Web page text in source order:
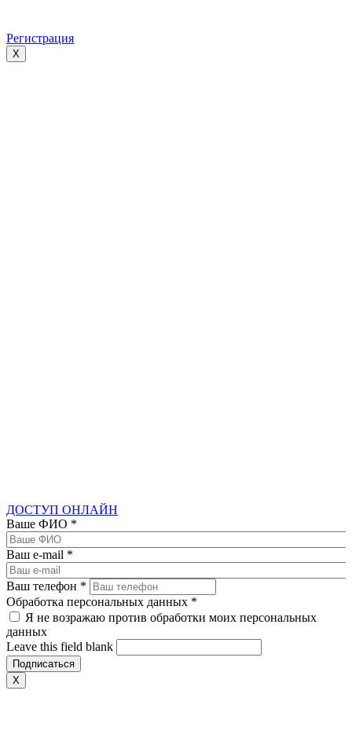
Регистрация
X
ДОСТУП ОНЛАЙН
Ваше ФИО *
Ваш e-mail *
Ваш телефон *
Обработка персональных данных *
Я не возражаю против обработки моих персональных
данных
Leave this field blank
X